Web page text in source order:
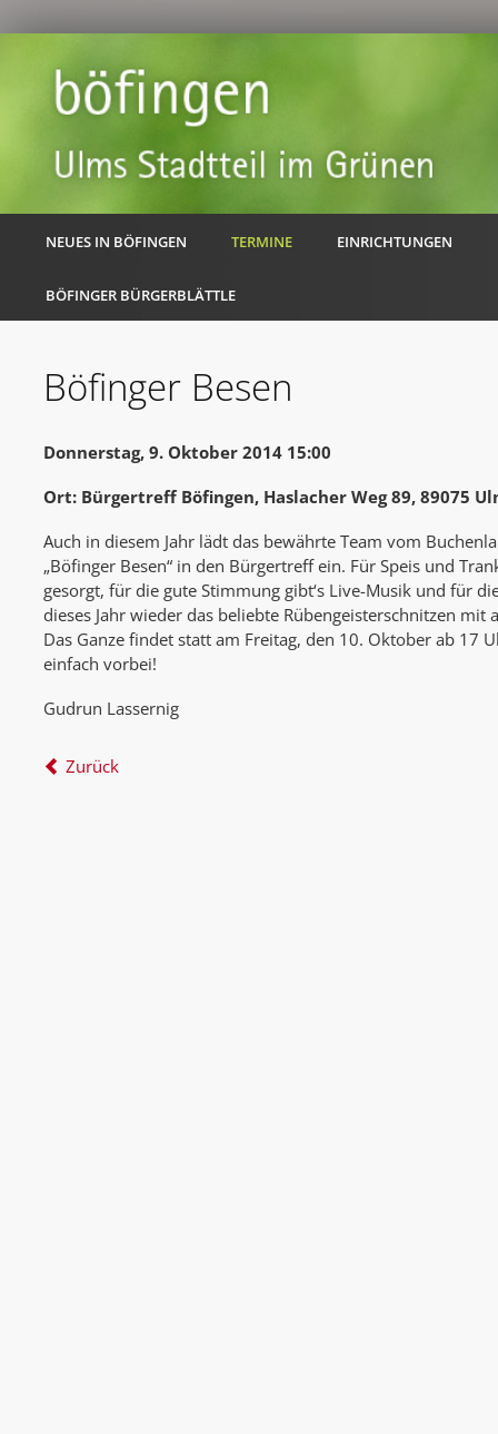
NEUES IN BÖFINGEN TERMINE EINRICHTUNGEN
BÖFINGER BÜRGERBLÄTTLE
Böfinger Besen
Donnerstag, 9. Oktober 2014 15:00
Ort: Bürgertreff Böfingen, Haslacher Weg 89, 89075
Auch in diesem Jahr lädt das bewährte Team vom
„Böfinger Besen“ in den Bürgertreff ein. Für Speis und
gesorgt, für die gute Stimmung gibt‘s Live-Musik und für
dieses Jahr wieder das beliebte Rübengeisterschnitzen mit
Das Ganze findet statt am Freitag, den 10. Oktober ab 17
einfach vorbei!
Gudrun Lassernig
Zurück